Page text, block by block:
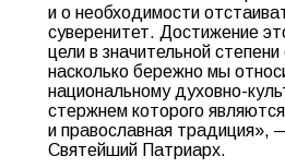
и о необходимости
суверенитет. Достижение
цели в значительной
насколько бережно мы
национальному духовно-
стержнем которого
и православная традиция»,
Святейший Патриарх.